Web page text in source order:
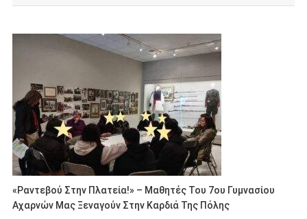
«Ραντεβού Στην Πλατεία!» – Μαθητές Του 7ου Γυμνασίου
Αχαρνών Μας Ξεναγούν Στην Καρδιά Της Πόλης